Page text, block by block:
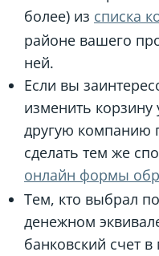
более) из списка
районе вашего
ней.
Если вы
изменить корзину
другую компанию
сделать тем же
онлайн формы
Тем, кто выбрал
денежном
банковский счет